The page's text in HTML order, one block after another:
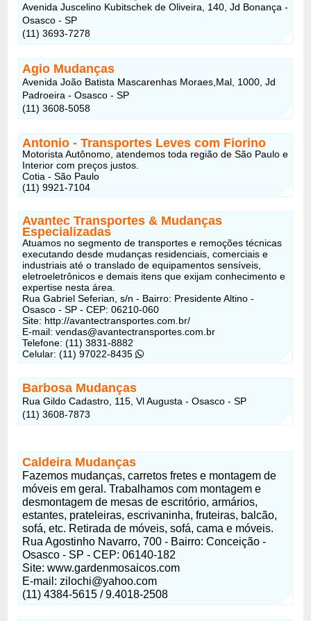
Avenida Juscelino Kubitschek de Oliveira, 140, Jd Bonança -
Osasco - SP
(11) 3693-7278
Agio Mudanças
Avenida João Batista Mascarenhas Moraes,Mal, 1000, Jd
Padroeira - Osasco - SP
(11) 3608-5058
Antonio - Transportes Leves com Fiorino
Motorista Autônomo, atendemos toda região de São Paulo e
Interior com preços justos.
Cotia - São Paulo
(11) 9921-7104
Avantec Transportes & Mudanças
Especializadas
Atuamos no segmento de transportes e remoções técnicas
executando desde mudanças residenciais, comerciais e
industriais até o translado de equipamentos sensíveis,
eletroeletrônicos e demais itens que exijam conhecimento e
expertise nesta área.
Rua Gabriel Seferian, s/n - Bairro: Presidente Altino -
Osasco - SP - CEP: 06210-060
Site: http://avantectransportes.com.br/
E-mail: vendas@avantectransportes.com.br
Telefone: (11) 3831-8882
Celular: (11) 97022-8435
Barbosa Mudanças
Rua Gildo Cadastro, 115, Vl Augusta - Osasco - SP
(11) 3608-7873
Caldeira Mudanças
Fazemos mudanças, carretos fretes e montagem de
móveis em geral. Trabalhamos com montagem e
desmontagem de mesas de escritório, armários,
estantes, prateleiras, escrivaninha, fruteiras, balcão,
sofá, etc. Retirada de móveis, sofá, cama e móveis.
Rua Agostinho Navarro, 700 - Bairro: Conceição -
Osasco - SP - CEP: 06140-182
Site: www.gardenmosaicos.com
E-mail: zilochi@yahoo.com
(11) 4384-5615 / 9.4018-2508